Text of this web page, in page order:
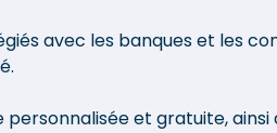
son
et sa
avec les banques et les
personnalisée et gratuite,